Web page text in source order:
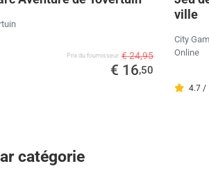
Prix ​​du fournisseur € 24,95
€ 16,50
ville
City
Online
4.7 /
catégorie